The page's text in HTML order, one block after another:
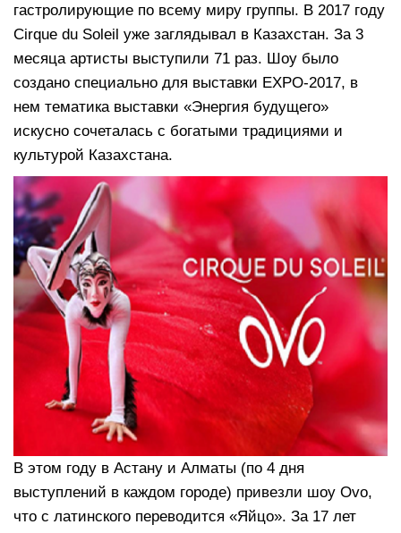
гастролирующие по всему миру группы. В 2017 году
Cirque du Soleil уже заглядывал в Казахстан. За 3
месяца артисты выступили 71 раз. Шоу было
создано специально для выставки EXPO-2017, в
нем тематика выставки «Энергия будущего»
искусно сочеталась с богатыми традициями и
культурой Казахстана.
В этом году в Астану и Алматы (по 4 дня
выступлений в каждом городе) привезли шоу Ovo,
что с латинского переводится «Яйцо». За 17 лет